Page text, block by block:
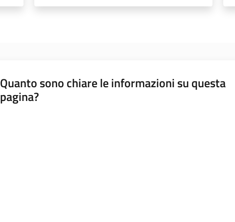
Quanto sono chiare le informazioni su questa
pagina?